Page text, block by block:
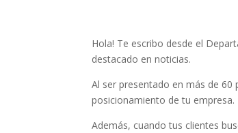
Hola! Te escribo desde el
destacado en noticias.
Al ser presentado en más de
posicionamiento de tu empresa.
Además, cuando tus clientes